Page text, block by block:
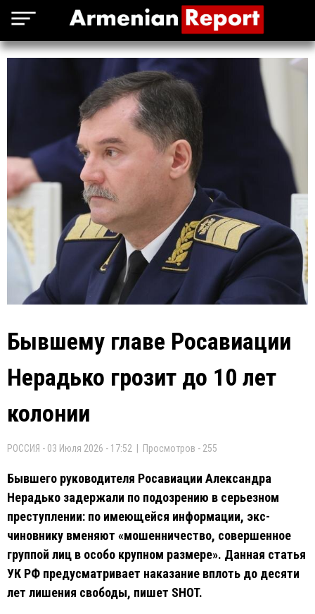
Бывшему главе Росавиации
Нерадько грозит до 10 лет
колонии
РОССИЯ - 03 Июля 2026 - 17:52 | Просмотров - 255
Бывшего руководителя Росавиации Александра
Нерадько задержали по подозрению в серьезном
преступлении: по имеющейся информации, экс-
чиновнику вменяют «мошенничество, совершенное
группой лиц в особо крупном размере». Данная статья
УК РФ предусматривает наказание вплоть до десяти
лет лишения свободы, пишет SHOT.